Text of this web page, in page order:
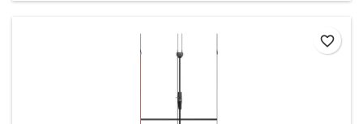
favorite_border